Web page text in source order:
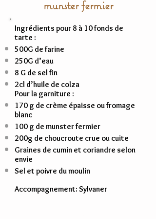
munster fermier
Ingrédients pour 8 à 10 fonds de
tarte :
500G de farine
250G d’eau
8 G de sel fin
2cl d’huile de colza
Pour la garniture :
170 g de crème épaisse ou fromage
blanc
100 g de munster fermier
200g de choucroute crue ou cuite
Graines de cumin et coriandre selon
envie
Sel et poivre du moulin
Accompagnement: Sylvaner